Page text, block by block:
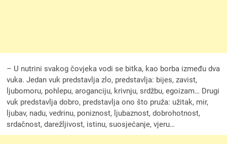
– U nutrini svakog čovjeka vodi se bitka, kao borba između dva
vuka. Jedan vuk predstavlja zlo, predstavlja: bijes, zavist,
ljubomoru, pohlepu, aroganciju, krivnju, srdžbu, egoizam… Drugi
vuk predstavlja dobro, predstavlja ono što pruža: užitak, mir,
ljubav, nadu, vedrinu, poniznost, ljubaznost, dobrohotnost,
srdačnost, darežljivost, istinu, suosjećanje, vjeru…